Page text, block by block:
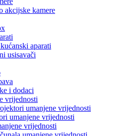
akcijske kamere
aparati
usisavači
i dodaci
vrijednosti
umanjene vrijednosti
umanjene vrijednosti
vrijednosti